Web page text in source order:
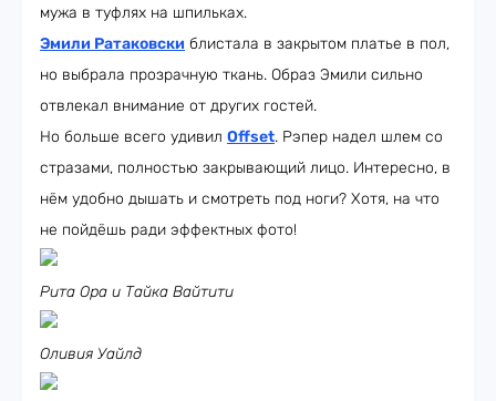
мужа в туфлях на шпильках.
Эмили Ратаковски блистала в закрытом платье в пол,
но выбрала прозрачную ткань. Образ Эмили сильно
отвлекал внимание от других гостей.
Но больше всего удивил Offset. Рэпер надел шлем со
стразами, полностью закрывающий лицо. Интересно, в
нём удобно дышать и смотреть под ноги? Хотя, на что
не пойдёшь ради эффектных фото!
Рита Ора и Тайка Вайтити
Оливия Уайлд